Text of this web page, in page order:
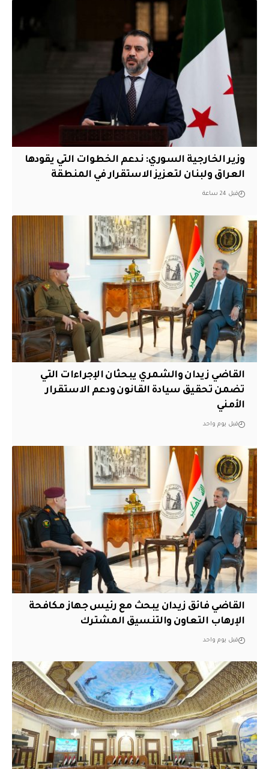
وزير الخارجية السوري: ندعم الخطوات التي يقودها
العراق ولبنان لتعزيز الاستقرار في المنطقة
قبل 24 ساعة
القاضي زيدان والشمري يبحثان الإجراءات التي
تضمن تحقيق سيادة القانون ودعم الاستقرار
الأمني
قبل يوم واحد
القاضي فائق زيدان يبحث مع رئيس جهاز مكافحة
الإرهاب التعاون والتنسيق المشترك
قبل يوم واحد